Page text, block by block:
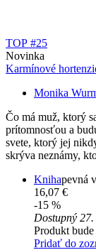
TOP #25
Novinka
Karmínové
Monika
Čo má muž, ktorý
prítomnosťou a
svete, ktorý jej
skrýva neznámy,
Knihapevná
16,07 €
-15 %
Dostupný
Produkt
Pridať do